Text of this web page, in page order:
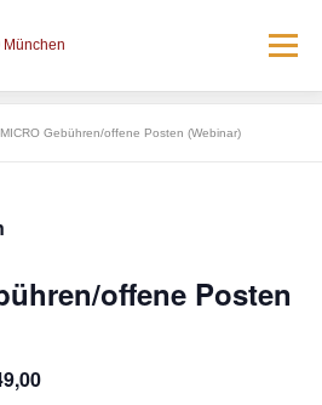
Menü
SERVICE
MICRO Gebühren/offene Posten (Webinar)
offene Posten